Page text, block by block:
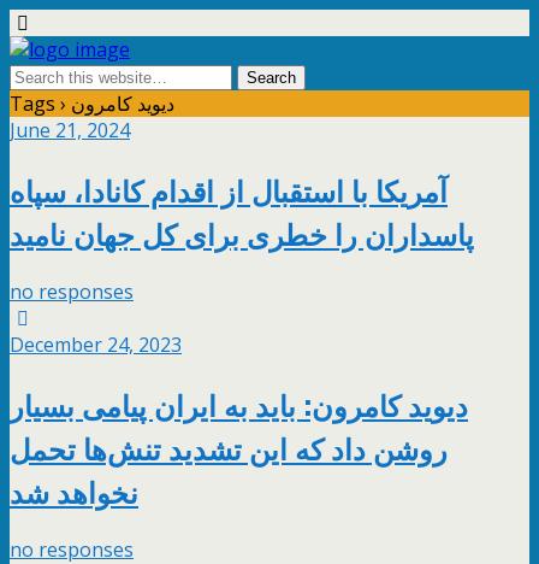
Tags › دیوید کامرون
June 21, 2024
آمریکا با استقبال از اقدام کانادا، سپاه
پاسداران را خطری برای کل جهان نامید
no responses
December 24, 2023
دیوید کامرون: باید به ایران پیامی بسیار
روشن داد که این تشدید تنش‌ها تحمل
نخواهد شد
no responses